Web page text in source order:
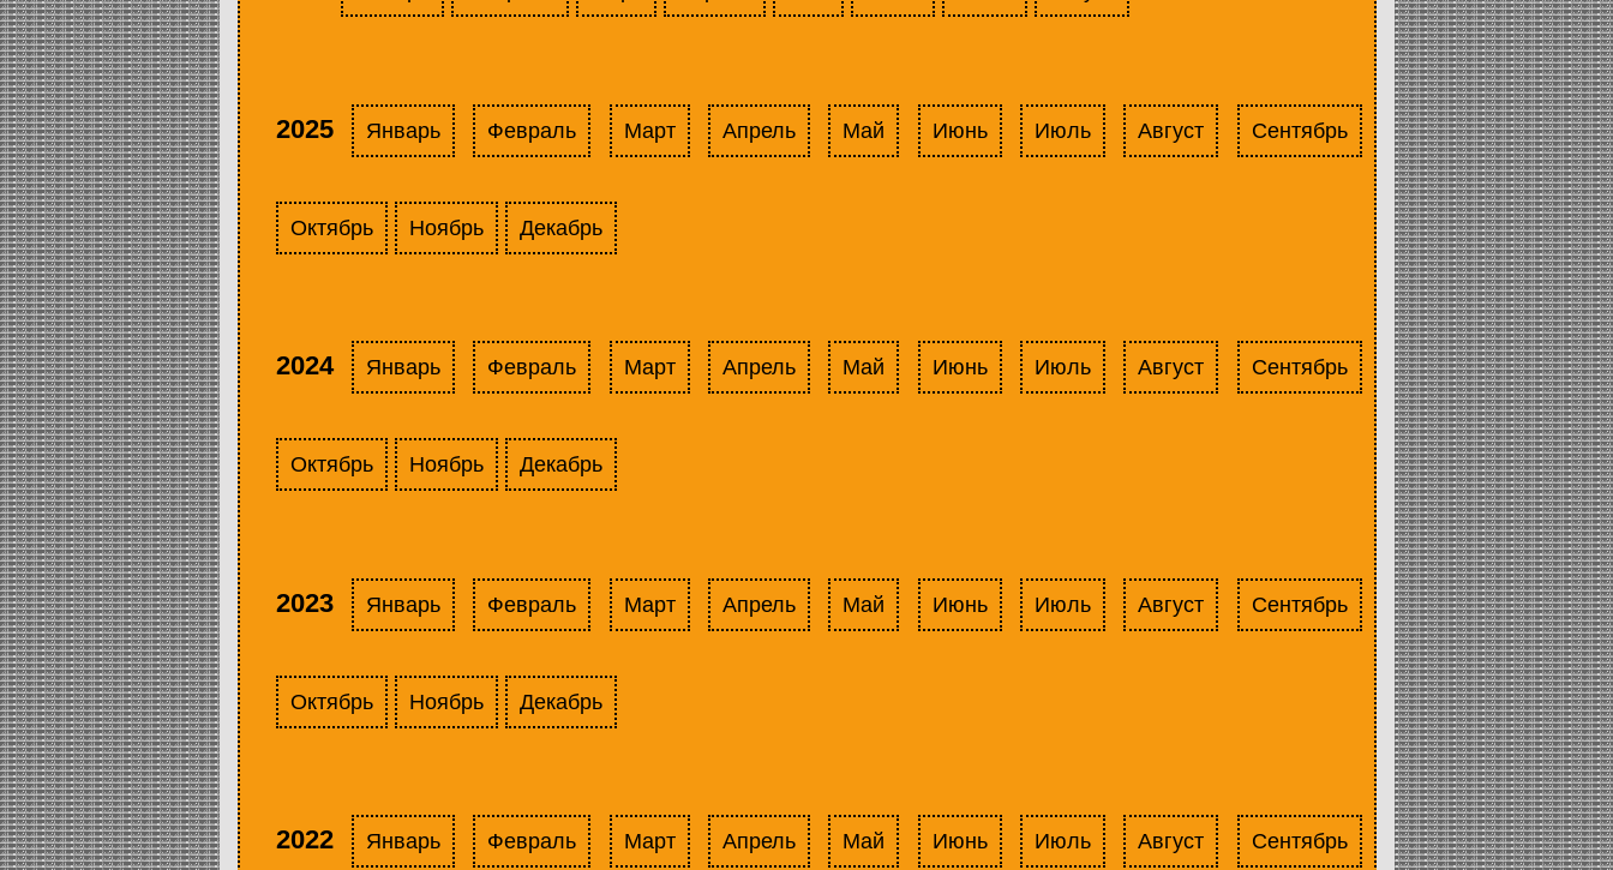
2025 Январь Февраль Март Апрель Май Июнь Июль Август Сентябрь
Октябрь Ноябрь Декабрь
2024 Январь Февраль Март Апрель Май Июнь Июль Август Сентябрь
Октябрь Ноябрь Декабрь
2023 Январь Февраль Март Апрель Май Июнь Июль Август Сентябрь
Октябрь Ноябрь Декабрь
2022 Январь Февраль Март Апрель Май Июнь Июль Август Сентябрь